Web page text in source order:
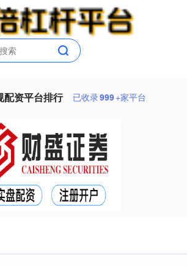
配资平台排行 已收录999+家平台